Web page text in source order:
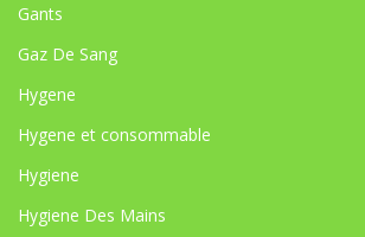
Gants
Gaz De Sang
Hygene
Hygene et consommable
Hygiene
Hygiene Des Mains